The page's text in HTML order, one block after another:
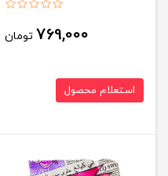
769,000 تومان
استعلام محصول